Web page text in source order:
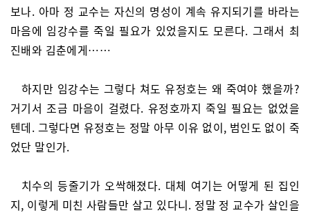
보나. 아마 정 교수는 자신의 명성이 계속 유지되기를 바라는
마음에 임강수를 죽일 필요가 있었을지도 모른다. 그래서 최
진배와 김춘에게……
하지만 임강수는 그렇다 쳐도 유정호는 왜 죽여야 했을까?
거기서 조금 마음이 걸렸다. 유정호까지 죽일 필요는 없었을
텐데. 그렇다면 유정호는 정말 아무 이유 없이, 범인도 없이 죽
었단 말인가.
치수의 등줄기가 오싹해졌다. 대체 여기는 어떻게 된 집인
지, 이렇게 미친 사람들만 살고 있다니. 정말 정 교수가 살인을